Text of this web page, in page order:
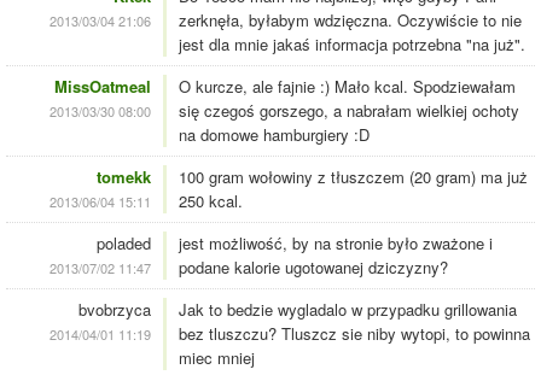
2013/03/04 21:06
zerknęła, byłabym wdzięczna. Oczywiście to nie
jest dla mnie jakaś informacja potrzebna "na już".
MissOatmeal
2013/03/30 08:00
O kurcze, ale fajnie :) Mało kcal. Spodziewałam
się czegoś gorszego, a nabrałam wielkiej ochoty
na domowe hamburgiery :D
tomekk
2013/06/04 15:11
100 gram wołowiny z tłuszczem (20 gram) ma już
250 kcal.
poladed
2013/07/02 11:47
jest możliwość, by na stronie było zważone i
podane kalorie ugotowanej dziczyzny?
bvobrzyca
2014/04/01 11:19
Jak to bedzie wygladalo w przypadku grillowania
bez tluszczu? Tluszcz sie niby wytopi, to powinna
miec mniej